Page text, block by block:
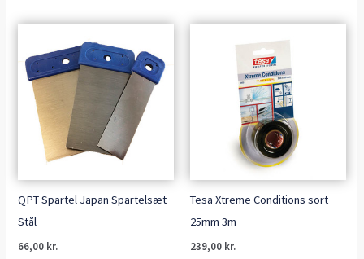
QPT Spartel Japan Spartelsæt
Stål
66,00 kr.
Tesa Xtreme Conditions sort
25mm 3m
239,00 kr.